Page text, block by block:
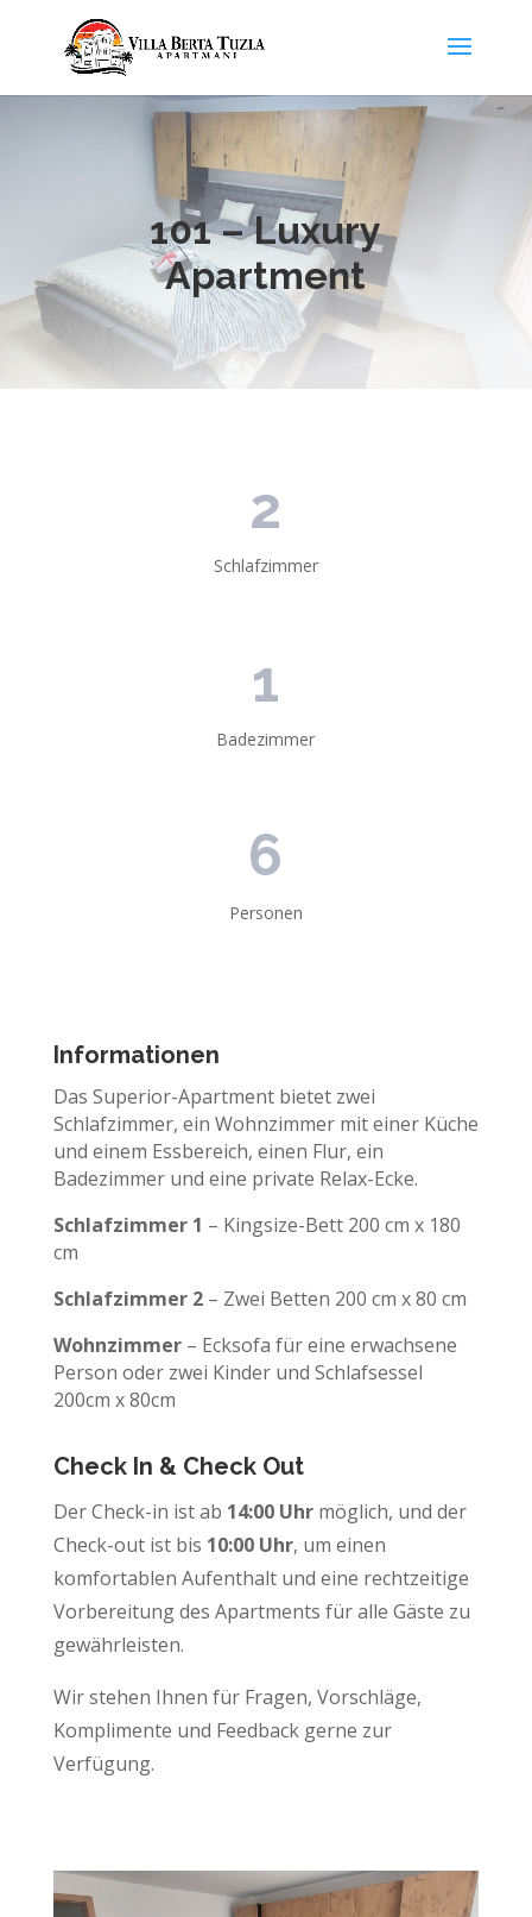
101 – Luxury
Apartment
2
Schlafzimmer
1
Badezimmer
6
Personen
Informationen
Das Superior-Apartment bietet zwei
Schlafzimmer, ein Wohnzimmer mit einer Küche
und einem Essbereich, einen Flur, ein
Badezimmer und eine private Relax-Ecke.
Schlafzimmer 1 – Kingsize-Bett 200 cm x 180
cm
Schlafzimmer 2– Zwei Betten 200 cm x 80 cm
Wohnzimmer– Ecksofa für eine erwachsene
Person oder zwei Kinder und Schlafsessel
200cm x 80cm
Check In & Check Out
Der Check-in ist ab 14:00 Uhrmöglich, und der
Check-out ist bis 10:00 Uhr, um einen
komfortablen Aufenthalt und eine rechtzeitige
Vorbereitung des Apartments für alle Gäste zu
gewährleisten.
Wir stehen Ihnen für Fragen, Vorschläge,
Komplimente und Feedback gerne zur
Verfügung.